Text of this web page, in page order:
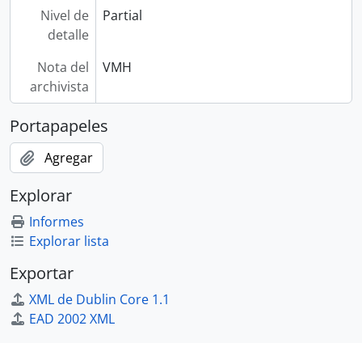
Nivel de
detalle
Partial
Nota del
archivista
VMH
Portapapeles
Agregar
Explorar
Informes
Explorar lista
Exportar
XML de Dublin Core 1.1
EAD 2002 XML